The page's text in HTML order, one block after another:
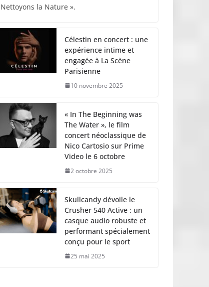
Nettoyons la Nature ».
Célestin en concert : une
expérience intime et
engagée à La Scène
Parisienne
10 novembre 2025
« In The Beginning was
The Water », le film
concert néoclassique de
Nico Cartosio sur Prime
Video le 6 octobre
2 octobre 2025
Skullcandy dévoile le
Crusher 540 Active : un
casque audio robuste et
performant spécialement
conçu pour le sport
25 mai 2025